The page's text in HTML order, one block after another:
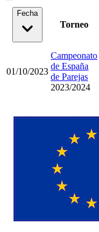
Fecha
Torneo
01/10/2023
Campeonato
de España
de Parejas
2023/2024